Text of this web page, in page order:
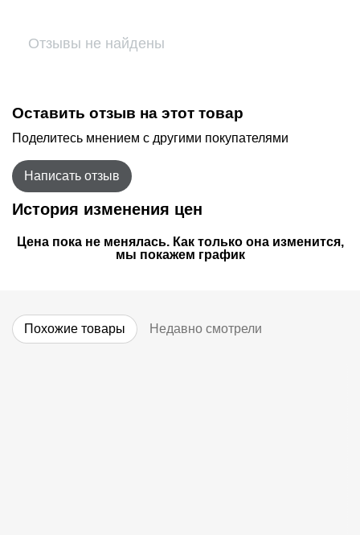
Отзывы не найдены
Оставить отзыв на этот товар
Поделитесь мнением с другими покупателями
Написать отзыв
История изменения цен
Цена пока не менялась. Как только она изменится,
мы покажем график
Похожие товары Недавно смотрели